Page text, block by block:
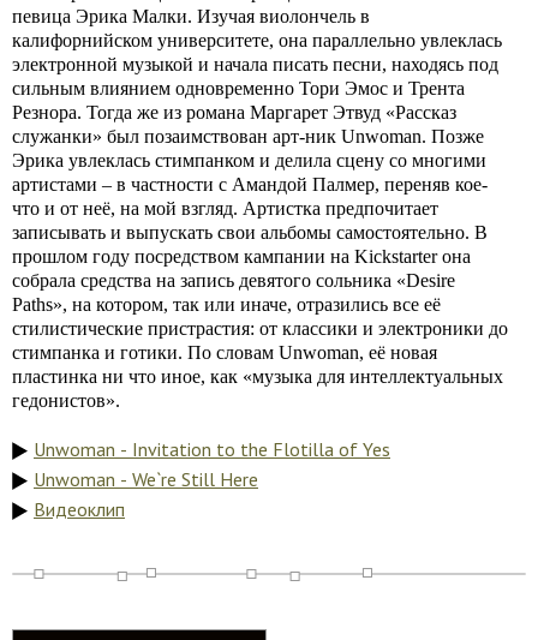
певица Эрика Малки. Изучая виолончель в
калифорнийском университете, она параллельно увлеклась
электронной музыкой и начала писать песни, находясь под
сильным влиянием одновременно Тори Эмос и Трента
Резнора. Тогда же из романа Маргарет Этвуд «Рассказ
служанки» был позаимствован арт-ник Unwoman. Позже
Эрика увлеклась стимпанком и делила сцену со многими
артистами – в частности с Амандой Палмер, переняв кое-
что и от неё, на мой взгляд. Артистка предпочитает
записывать и выпускать свои альбомы самостоятельно. В
прошлом году посредством кампании на Kickstarter она
собрала средства на запись девятого сольника «Desire
Paths», на котором, так или иначе, отразились все её
стилистические пристрастия: от классики и электроники до
стимпанка и готики. По словам Unwoman, её новая
пластинка ни что иное, как «музыка для интеллектуальных
гедонистов».
Unwoman - Invitation to the Flotilla of Yes
Unwoman - We`re Still Here
Видеоклип